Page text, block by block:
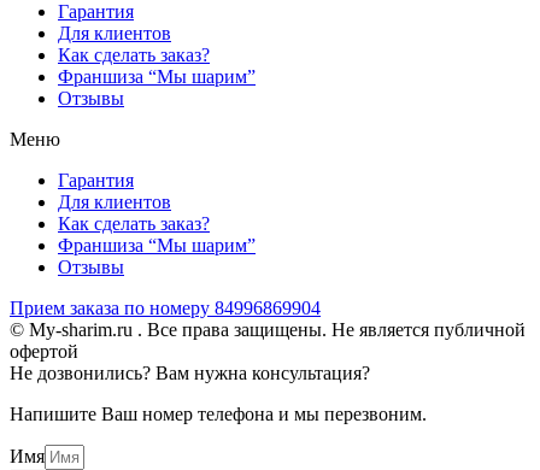
Гарантия
Для клиентов
Как сделать заказ?
Франшиза “Мы шарим”
Отзывы
Меню
Гарантия
Для клиентов
Как сделать заказ?
Франшиза “Мы шарим”
Отзывы
Прием заказа по номеру 84996869904
© My-sharim.ru . Все права защищены. Не является публичной
офертой
Не дозвонились? Вам нужна консультация?
Напишите Ваш номер телефона и мы перезвоним.
Имя